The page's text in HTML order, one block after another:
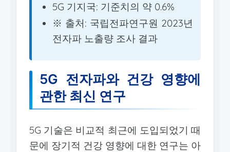
5G 기지국: 기준치의 약 0.6%
※ 출처: 국립전파연구원 2023년
전자파 노출량 조사 결과
5G 전자파와 건강 영향에
관한 최신 연구
5G 기술은 비교적 최근에 도입되었기 때
문에 장기적 건강 영향에 대한 연구는 아